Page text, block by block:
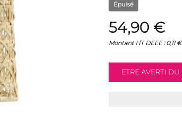
Épuisé
54,90 €
Montant HT DEEE : 0,11 €